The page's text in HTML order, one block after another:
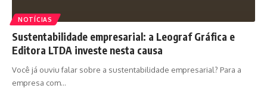
NOTÍCIAS
Sustentabilidade empresarial: a Leograf Gráfica e
Editora LTDA investe nesta causa
Você já ouviu falar sobre a sustentabilidade empresarial? Para a
empresa com…